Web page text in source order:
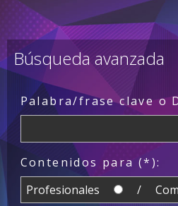
Búsqueda avanzada
Palabra/frase clave o
Contenidos para (*):
Profesionales
/